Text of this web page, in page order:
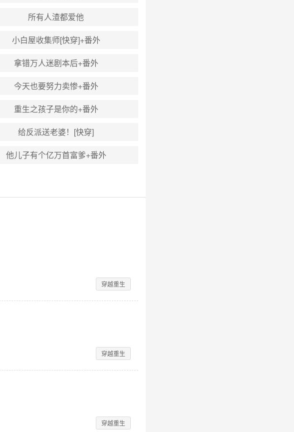
所有人渣都爱他
小白屋收集师[快穿]+番外
拿错万人迷剧本后+番外
今天也要努力卖惨+番外
重生之孩子是你的+番外
给反派送老婆！[快穿]
他儿子有个亿万首富爹+番外
穿越重生
穿越重生
穿越重生